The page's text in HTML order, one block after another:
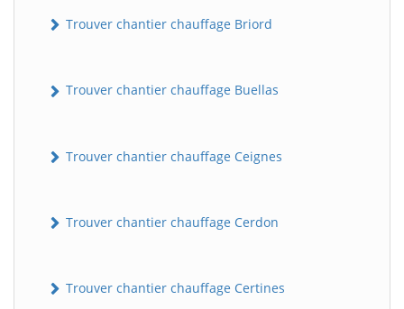
Trouver chantier chauffage Briord
Trouver chantier chauffage Buellas
Trouver chantier chauffage Ceignes
Trouver chantier chauffage Cerdon
Trouver chantier chauffage Certines